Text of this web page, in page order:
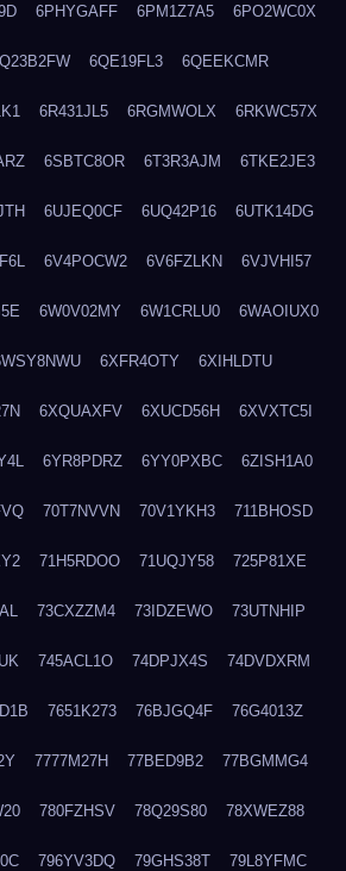
6PHYGAFF 6PM1Z7A5 6PO2WC0X
6QE19FL3 6QEEKCMR
6R431JL5 6RGMWOLX 6RKWC57X
6SBTC8OR 6T3R3AJM 6TKE2JE3
6UJEQ0CF 6UQ42P16 6UTK14DG
6V4POCW2 6V6FZLKN 6VJVHI57
6W0V02MY 6W1CRLU0 6WAOIUX0
6XFR4OTY 6XIHLDTU
6XQUAXFV 6XUCD56H 6XVXTC5I
6YR8PDRZ 6YY0PXBC 6ZISH1A0
70T7NVVN 70V1YKH3 711BHOSD
71H5RDOO 71UQJY58 725P81XE
73CXZZM4 73IDZEWO 73UTNHIP
745ACL1O 74DPJX4S 74DVDXRM
7651K273 76BJGQ4F 76G4013Z
7777M27H 77BED9B2 77BGMMG4
780FZHSV 78Q29S80 78XWEZ88
796YV3DQ 79GHS38T 79L8YFMC